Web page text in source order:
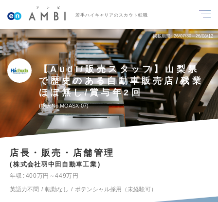
若手ハイキャリアのスカウト転職
掲載期間 26/07/30～26/08/12
【Audi/販売スタッフ】山梨県
で歴史のある自動車販売店/残業
ほぼ無し/賞与年2回
求人No.MOASX-07
店長・販売・店舗管理
株式会社羽中田自動車工業
年収
400万円～449万円
英語力不問
転勤なし ポテンシャル採用（未経験可）